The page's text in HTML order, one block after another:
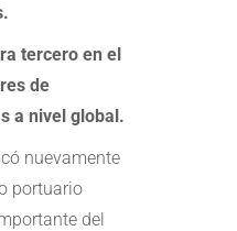
tercero en el
de
a nivel global.
nuevamente
portuario
del